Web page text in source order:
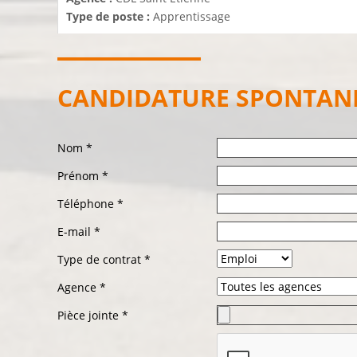
Type de poste : Apprentissage
CANDIDATURE
Nom *
Prénom *
Téléphone *
E-mail *
Type de contrat *
Agence *
Pièce jointe *